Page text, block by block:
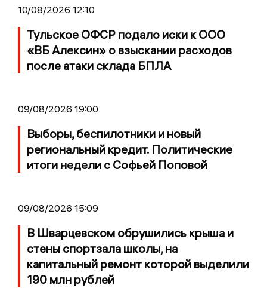
10/08/2026 12:10
Тульское ОФСР подало иски к ООО
«ВБ Алексин» о взыскании расходов
после атаки склада БПЛА
09/08/2026 19:00
Выборы, беспилотники и новый
региональный кредит. Политические
итоги недели с Софьей Поповой
09/08/2026 15:09
В Шварцевском обрушились крыша и
стены спортзала школы, на
капитальный ремонт которой выделили
190 млн рублей